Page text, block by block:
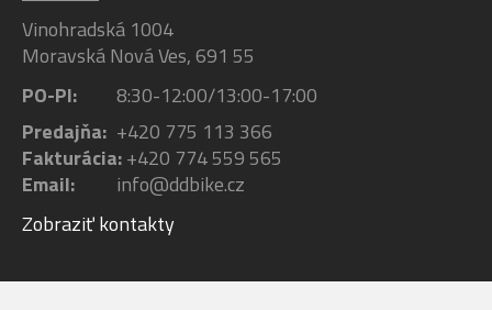
Vinohradská 1004
Moravská Nová Ves, 691 55
PO-PI:
8:30-12:00/13:00-17:00
Predajňa: +420 775 113 366
Fakturácia:+420 774 559 565
Email:
info@ddbike.cz
Zobraziť kontakty